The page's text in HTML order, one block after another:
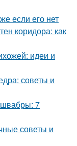
если его нет
коридора: как
идеи и
советы и
7
советы и